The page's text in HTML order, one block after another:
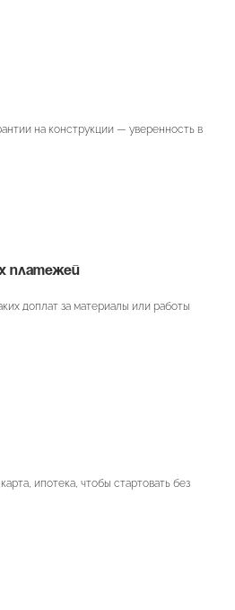
на конструкции — уверенность в
ПЛАТЕЖЕЙ
доплат за материалы или работы
ипотека, чтобы стартовать без